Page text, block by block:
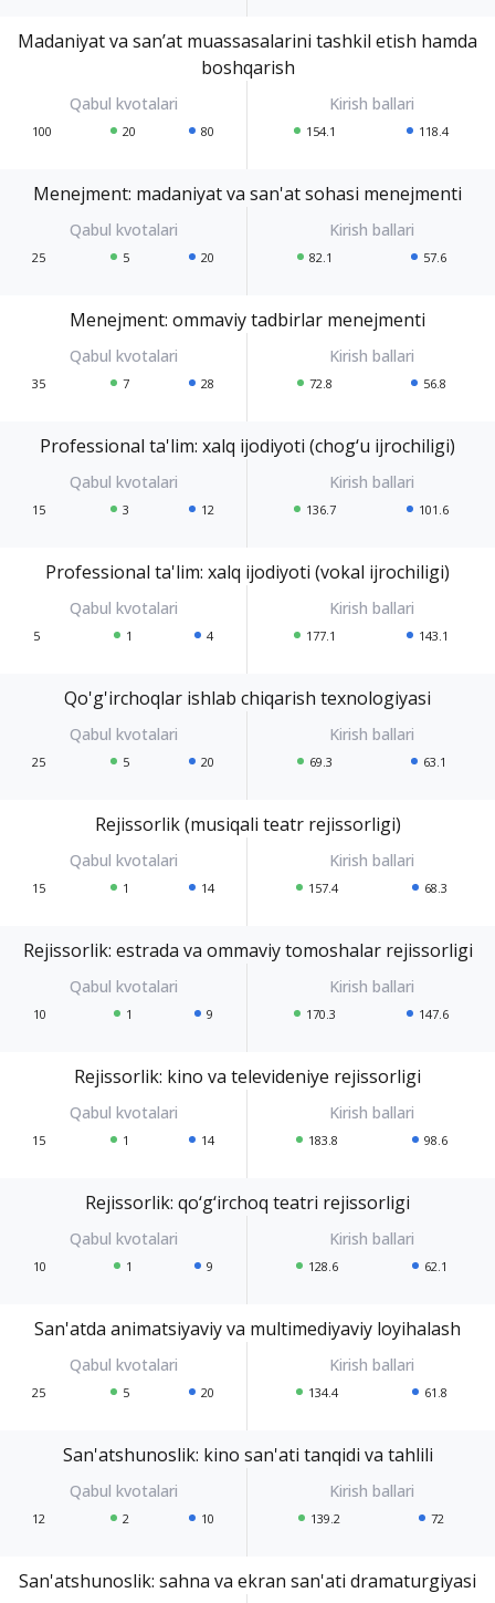
Madaniyat va san’at muassasalarini tashkil etish hamda
boshqarish
100 20 80 154.1 118.4
Menejment: madaniyat va san'at sohasi menejmenti
25 5 20 82.1 57.6
Menejment: ommaviy tadbirlar menejmenti
35 7 28 72.8 56.8
Professional ta'lim: xalq ijodiyoti (chog‘u ijrochiligi)
15 3 12 136.7 101.6
Professional ta'lim: xalq ijodiyoti (vokal ijrochiligi)
5 1 4 177.1 143.1
Qo'g'irchoqlar ishlab chiqarish texnologiyasi
25 5 20 69.3 63.1
Rejissorlik (musiqali teatr rejissorligi)
15 1 14 157.4 68.3
Rejissorlik: estrada va ommaviy tomoshalar rejissorligi
10 1 9 170.3 147.6
Rejissorlik: kino va televideniye rejissorligi
15 1 14 183.8 98.6
Rejissorlik: qo‘g‘irchoq teatri rejissorligi
10 1 9 128.6 62.1
San'atda animatsiyaviy va multimediyaviy loyihalash
25 5 20 134.4 61.8
San'atshunoslik: kino san'ati tanqidi va tahlili
12 2 10 139.2 72
San'atshunoslik: sahna va ekran san'ati dramaturgiyasi